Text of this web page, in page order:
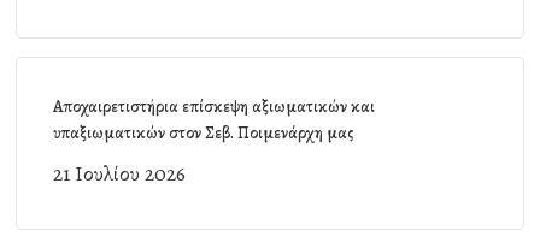
Αποχαιρετιστήρια επίσκεψη αξιωματικών και
υπαξιωματικών στον Σεβ. Ποιμενάρχη μας
21 Ιουλίου 2026